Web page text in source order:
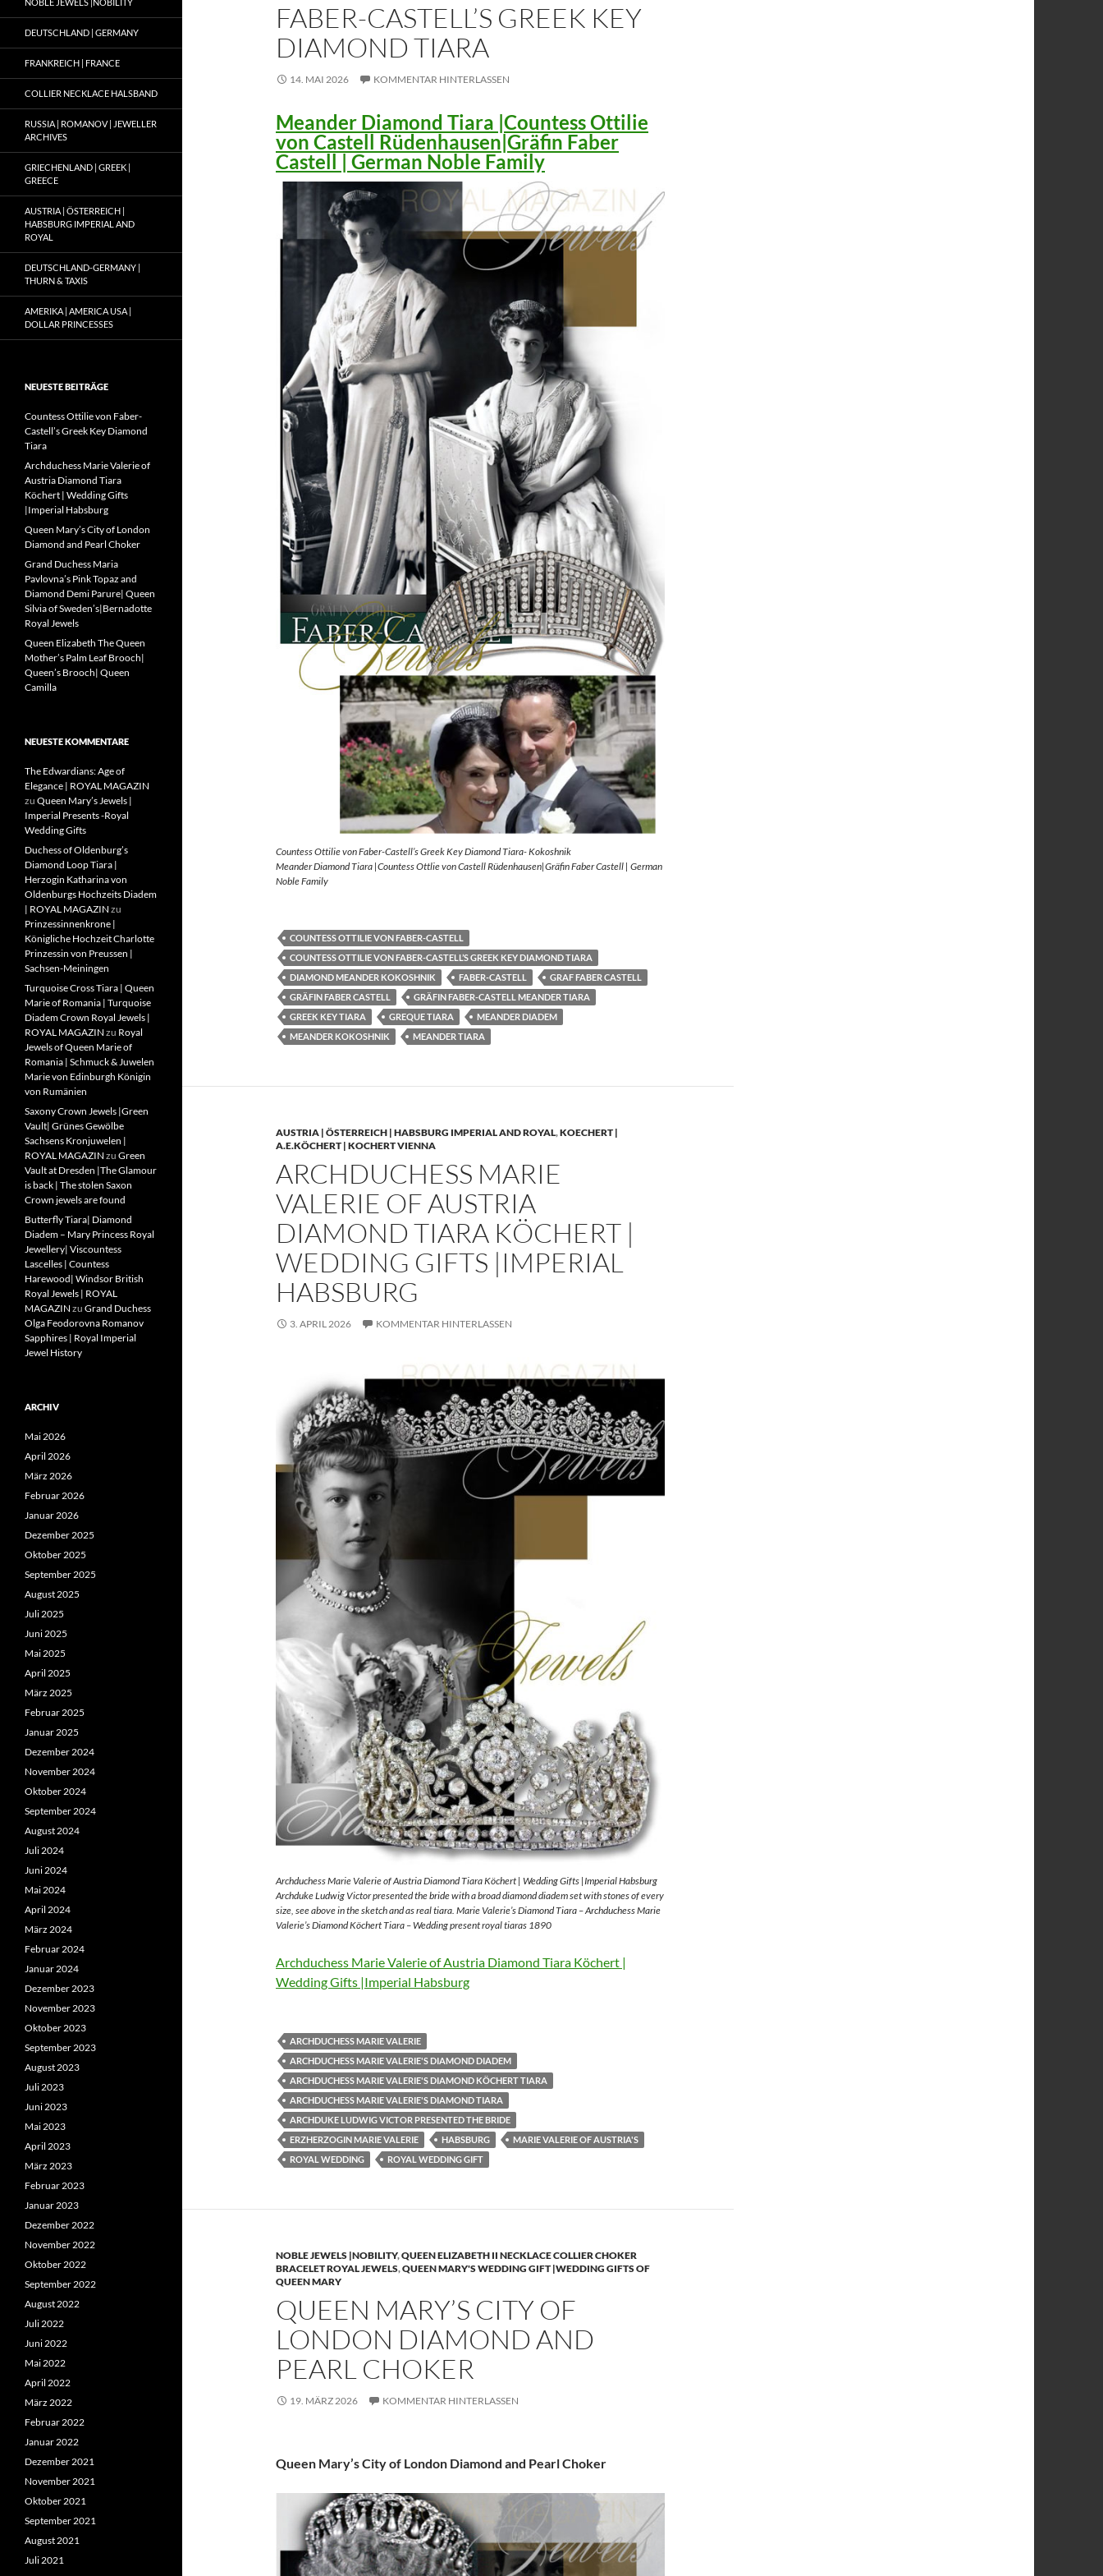
FABER-CASTELL’S GREEK KEY
DIAMOND TIARA
14. MAI 2026 KOMMENTAR HINTERLASSEN
Meander Diamond Tiara |Countess Ottilie
von Castell Rüdenhausen|Gräfin Faber
Castell | German Noble Family
Countess Ottilie von Faber-Castell’s Greek Key Diamond Tiara- Kokoshnik
Meander Diamond Tiara |Countess Ottlie von Castell Rüdenhausen|Gräfin Faber Castell | German
Noble Family
COUNTESS OTTILIE VON FABER-CASTELL
COUNTESS OTTILIE VON FABER-CASTELL’S GREEK KEY DIAMOND TIARA
DIAMOND MEANDER KOKOSHNIK
FABER-CASTELL
GRAF FABER CASTELL
GRÄFIN FABER CASTELL
GRÄFIN FABER-CASTELL MEANDER TIARA
GREEK KEY TIARA
GREQUE TIARA
MEANDER DIADEM
MEANDER KOKOSHNIK
MEANDER TIARA
AUSTRIA | ÖSTERREICH | HABSBURG IMPERIAL AND ROYAL,KOECHERT |
A.E.KÖCHERT | KOCHERT VIENNA
ARCHDUCHESS MARIE
VALERIE OF AUSTRIA
DIAMOND TIARA KÖCHERT |
WEDDING GIFTS |IMPERIAL
HABSBURG
3. APRIL 2026 KOMMENTAR HINTERLASSEN
Archduchess Marie Valerie of Austria Diamond Tiara Köchert | Wedding Gifts |Imperial Habsburg
Archduke Ludwig Victor presented the bride with a broad diamond diadem set with stones of every
size, see above in the sketch and as real tiara. Marie Valerie’s Diamond Tiara – Archduchess Marie
Valerie’s Diamond Köchert Tiara – Wedding present royal tiaras 1890
Archduchess Marie Valerie of Austria Diamond Tiara Köchert |
Wedding Gifts |Imperial Habsburg
ARCHDUCHESS MARIE VALERIE
ARCHDUCHESS MARIE VALERIE'S DIAMOND DIADEM
ARCHDUCHESS MARIE VALERIE'S DIAMOND KÖCHERT TIARA
ARCHDUCHESS MARIE VALERIE'S DIAMOND TIARA
ARCHDUKE LUDWIG VICTOR PRESENTED THE BRIDE
ERZHERZOGIN MARIE VALERIE
HABSBURG
MARIE VALERIE OF AUSTRIA'S
ROYAL WEDDING
ROYAL WEDDING GIFT
NOBLE JEWELS |NOBILITY,QUEEN ELIZABETH II NECKLACE COLLIER CHOKER
BRACELET ROYAL JEWELS,QUEEN MARY'S WEDDING GIFT |WEDDING GIFTS OF
QUEEN MARY
QUEEN MARY’S CITY OF
LONDON DIAMOND AND
PEARL CHOKER
19. MÄRZ 2026 KOMMENTAR HINTERLASSEN
Queen Mary’s City of London Diamond and Pearl Choker
DEUTSCHLAND | GERMANY
FRANKREICH | FRANCE
COLLIER NECKLACE HALSBAND
RUSSIA | ROMANOV | JEWELLER
ARCHIVES
GRIECHENLAND | GREEK |
GREECE
AUSTRIA | ÖSTERREICH |
HABSBURG IMPERIAL AND
ROYAL
DEUTSCHLAND-GERMANY |
THURN & TAXIS
AMERIKA | AMERICA USA |
DOLLAR PRINCESSES
NEUESTE BEITRÄGE
Countess Ottilie von Faber-
Castell’s Greek Key Diamond
Tiara
Archduchess Marie Valerie of
Austria Diamond Tiara
Köchert | Wedding Gifts
|Imperial Habsburg
Queen Mary’s City of London
Diamond and Pearl Choker
Grand Duchess Maria
Pavlovna’s Pink Topaz and
Diamond Demi Parure| Queen
Silvia of Sweden’s|Bernadotte
Royal Jewels
Queen Elizabeth The Queen
Mother’s Palm Leaf Brooch|
Queen’s Brooch| Queen
Camilla
NEUESTE KOMMENTARE
The Edwardians: Age of
Elegance | ROYAL MAGAZIN
zu Queen Mary’s Jewels |
Imperial Presents -Royal
Wedding Gifts
Duchess of Oldenburg’s
Diamond Loop Tiara |
Herzogin Katharina von
Oldenburgs Hochzeits Diadem
| ROYAL MAGAZIN zu
Prinzessinnenkrone |
Königliche Hochzeit Charlotte
Prinzessin von Preussen |
Sachsen-Meiningen
Turquoise Cross Tiara | Queen
Marie of Romania | Turquoise
Diadem Crown Royal Jewels |
ROYAL MAGAZIN zu Royal
Jewels of Queen Marie of
Romania | Schmuck & Juwelen
Marie von Edinburgh Königin
von Rumänien
Saxony Crown Jewels |Green
Vault| Grünes Gewölbe
Sachsens Kronjuwelen |
ROYAL MAGAZIN zu Green
Vault at Dresden |The Glamour
is back | The stolen Saxon
Crown jewels are found
Butterfly Tiara| Diamond
Diadem – Mary Princess Royal
Jewellery| Viscountess
Lascelles | Countess
Harewood| Windsor British
Royal Jewels | ROYAL
MAGAZIN zu Grand Duchess
Olga Feodorovna Romanov
Sapphires | Royal Imperial
Jewel History
ARCHIV
Mai 2026
April 2026
März 2026
Februar 2026
Januar 2026
Dezember 2025
Oktober 2025
September 2025
August 2025
Juli 2025
Juni 2025
Mai 2025
April 2025
März 2025
Februar 2025
Januar 2025
Dezember 2024
November 2024
Oktober 2024
September 2024
August 2024
Juli 2024
Juni 2024
Mai 2024
April 2024
März 2024
Februar 2024
Januar 2024
Dezember 2023
November 2023
Oktober 2023
September 2023
August 2023
Juli 2023
Juni 2023
Mai 2023
April 2023
März 2023
Februar 2023
Januar 2023
Dezember 2022
November 2022
Oktober 2022
September 2022
August 2022
Juli 2022
Juni 2022
Mai 2022
April 2022
März 2022
Februar 2022
Januar 2022
Dezember 2021
November 2021
Oktober 2021
September 2021
August 2021
Juli 2021